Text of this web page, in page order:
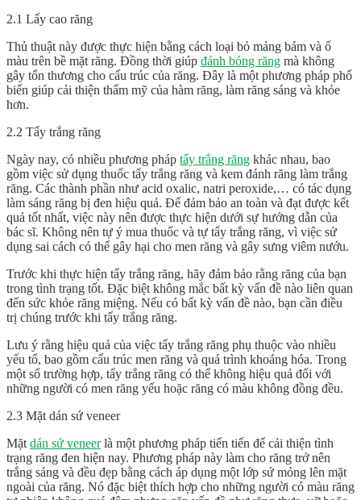
2.1 Lấy cao răng
Thủ thuật này được thực hiện bằng cách loại bỏ mảng bám và ố
màu trên bề mặt răng. Đồng thời giúp đánh bóng răng mà không
gây tổn thương cho cấu trúc của răng. Đây là một phương pháp phổ
biến giúp cải thiện thẩm mỹ của hàm răng, làm răng sáng và khỏe
hơn.
2.2 Tẩy trắng răng
Ngày nay, có nhiều phương pháp tẩy trắng răng khác nhau, bao
gồm việc sử dụng thuốc tẩy trắng răng và kem đánh răng làm trắng
răng. Các thành phần như acid oxalic, natri peroxide,… có tác dụng
làm sáng răng bị đen hiệu quả. Để đảm bảo an toàn và đạt được kết
quả tốt nhất, việc này nên được thực hiện dưới sự hướng dẫn của
bác sĩ. Không nên tự ý mua thuốc và tự tẩy trắng răng, vì việc sử
dụng sai cách có thể gây hại cho men răng và gây sưng viêm nướu.
Trước khi thực hiện tẩy trắng răng, hãy đảm bảo rằng răng của bạn
trong tình trạng tốt. Đặc biệt không mắc bất kỳ vấn đề nào liên quan
đến sức khỏe răng miệng. Nếu có bất kỳ vấn đề nào, bạn cần điều
trị chúng trước khi tẩy trắng răng.
Lưu ý rằng hiệu quả của việc tẩy trắng răng phụ thuộc vào nhiều
yếu tố, bao gồm cấu trúc men răng và quá trình khoáng hóa. Trong
một số trường hợp, tẩy trắng răng có thể không hiệu quả đối với
những người có men răng yếu hoặc răng có màu không đồng đều.
2.3 Mặt dán sứ veneer
Mặtdán sứ veneerlà một phương pháp tiến tiến để cải thiện tình
trạng răng đen hiện nay. Phương pháp này làm cho răng trở nên
trắng sáng và đều đẹp bằng cách áp dụng một lớp sứ mỏng lên mặt
ngoài của răng. Nó đặc biệt thích hợp cho những người có màu răng